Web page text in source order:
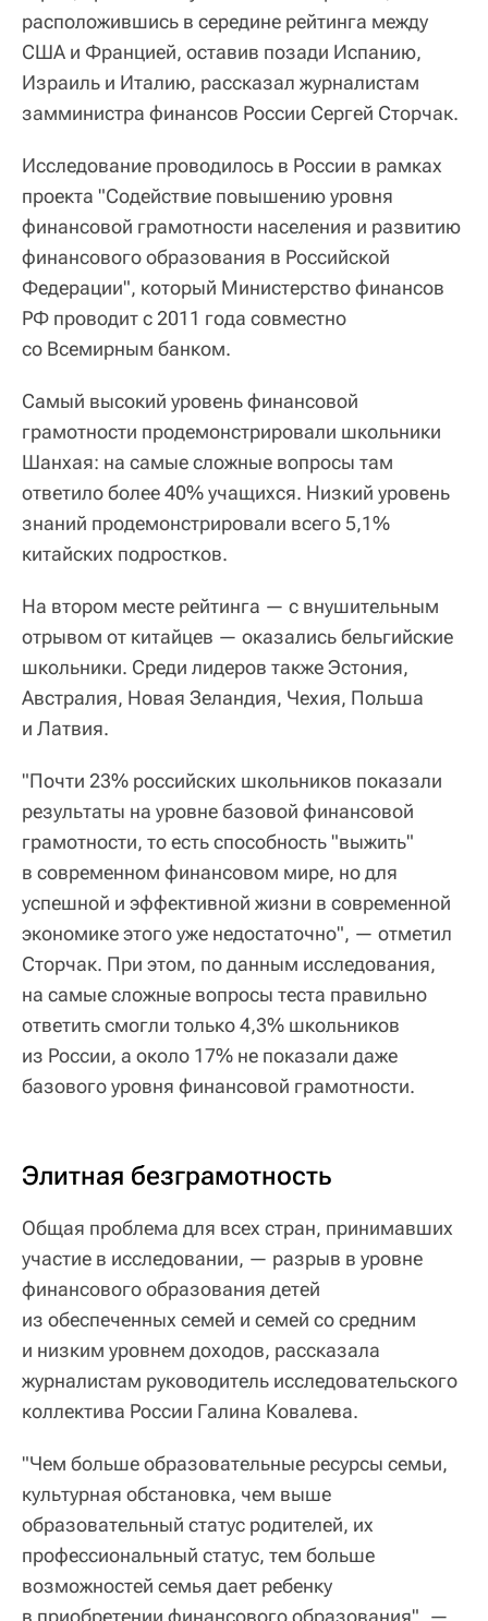
расположившись в середине рейтинга между
США и Францией, оставив позади Испанию,
Израиль и Италию, рассказал журналистам
замминистра финансов России Сергей Сторчак.
Исследование проводилось в России в рамках
проекта "Содействие повышению уровня
финансовой грамотности населения и развитию
финансового образования в Российской
Федерации", который Министерство финансов
РФ проводит с 2011 года совместно
со Всемирным банком.
Самый высокий уровень финансовой
грамотности продемонстрировали школьники
Шанхая: на самые сложные вопросы там
ответило более 40% учащихся. Низкий уровень
знаний продемонстрировали всего 5,1%
китайских подростков.
На втором месте рейтинга — с внушительным
отрывом от китайцев — оказались бельгийские
школьники. Среди лидеров также Эстония,
Австралия, Новая Зеландия, Чехия, Польша
и Латвия.
"Почти 23% российских школьников показали
результаты на уровне базовой финансовой
грамотности, то есть способность "выжить"
в современном финансовом мире, но для
успешной и эффективной жизни в современной
экономике этого уже недостаточно", — отметил
Сторчак. При этом, по данным исследования,
на самые сложные вопросы теста правильно
ответить смогли только 4,3% школьников
из России, а около 17% не показали даже
базового уровня финансовой грамотности.
Элитная безграмотность
Общая проблема для всех стран, принимавших
участие в исследовании, — разрыв в уровне
финансового образования детей
из обеспеченных семей и семей со средним
и низким уровнем доходов, рассказала
журналистам руководитель исследовательского
коллектива России Галина Ковалева.
"Чем больше образовательные ресурсы семьи,
культурная обстановка, чем выше
образовательный статус родителей, их
профессиональный статус, тем больше
возможностей семья дает ребенку
в приобретении финансового образования", —